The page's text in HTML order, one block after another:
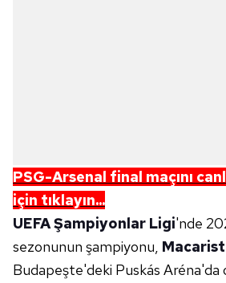
PSG-Arsenal final maçını
için tıklayın...
UEFAŞampiyonlar Ligi'nde
sezonunun şampiyonu,
Budapeşte'deki Puskás Aréna'da